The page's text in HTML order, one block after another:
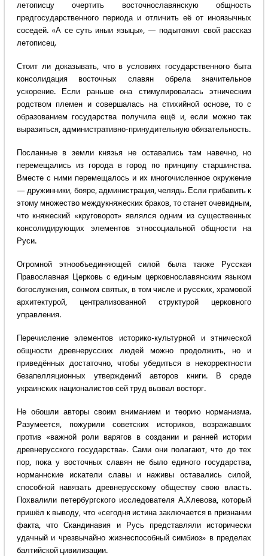
летописцу очертить восточнославянскую общность
предгосударственного периода и отличить её от иноязычных
соседей. «А се суть иныи языцы», — подытожил свой рассказ
летописец.
Стоит ли доказывать, что в условиях государственного быта
консолидация восточных славян обрела значительное
ускорение. Если раньше она стимулировалась этническим
родством племен и совершалась на стихийной основе, то с
образованием государства получила ещё и, если можно так
выразиться, административно-принудительную обязательность.
Посланные в земли князья не оставались там навечно, но
перемещались из города в город по принципу старшинства.
Вместе с ними перемещалось и их многочисленное окружение
— дружинники, бояре, администрация, челядь. Если прибавить к
этому множество междукняжеских браков, то станет очевидным,
что княжеский «круговорот» являлся одним из существенных
консолидирующих элементов этносоциальной общности на
Руси.
Огромной этнообъединяющей силой была также Русская
Православная Церковь с единым церковнославянским языком
богослужения, сонмом святых, в том числе и русских, храмовой
архитектурой, централизованной структурой церковного
управления.
Перечисление элементов историко-культурной и этнической
общности древнерусских людей можно продолжить, но и
приведённых достаточно, чтобы убедиться в некорректности
безапелляционных утверждений авторов книги. В среде
украинских националистов сей труд вызвал восторг.
Не обошли авторы своим вниманием и теорию норманизма.
Разумеется, пожурили советских историков, возражавших
против «важной роли варягов в создании и ранней истории
древнерусского государства». Сами они полагают, что до тех
пор, пока у восточных славян не было единого государства,
норманнские искатели славы и наживы оставались силой,
способной навязать древнерусскому обществу свою власть.
Похвалили петербургского исследователя А.Хлевова, который
пришёл к выводу, что «сегодня истина заключается в признании
факта, что Скандинавия и Русь представляли исторически
удачный и чрезвычайно жизнеспособный симбиоз» в пределах
балтийской цивилизации.